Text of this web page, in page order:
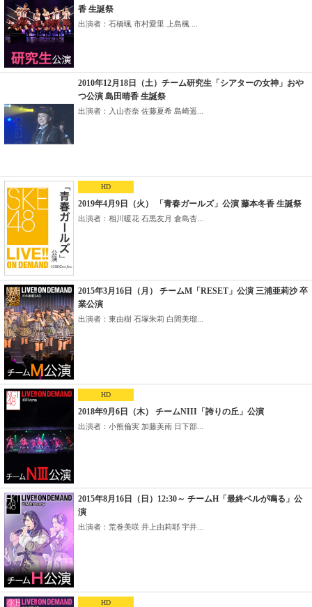
香 生誕祭
出演者：石橋颯 市村愛里 上島楓 ...
2010年12月18日（土）チーム研究生「シアターの女神」おや
つ公演 島田晴香 生誕祭
出演者：入山杏奈 佐藤夏希 島崎遥...
HD
2019年4月9日（火） 「青春ガールズ」公演 藤本冬香 生誕祭
出演者：相川暖花 石黒友月 倉島杏...
2015年3月16日（月） チームM「RESET」公演 三浦亜莉沙 卒
業公演
出演者：東由樹 石塚朱莉 白間美瑠...
HD
2018年9月6日（木） チームNIII「誇りの丘」公演
出演者：小熊倫実 加藤美南 日下部...
2015年8月16日（日）12:30～ チームH「最終ベルが鳴る」公
演
出演者：荒巻美咲 井上由莉耶 宇井...
HD